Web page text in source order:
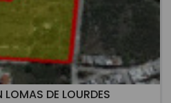
LOMAS DE LOURDES